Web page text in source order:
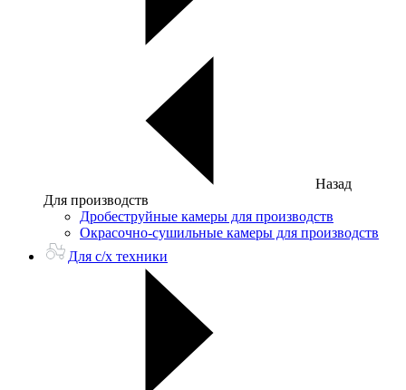
Назад
Для производств
Дробеструйные камеры для производств
Окрасочно-сушильные камеры для производств
Для с/х техники